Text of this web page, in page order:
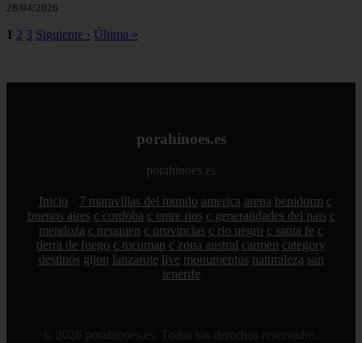
28/04/2026
1 2 3 Siguiente › Última »
porahinoes.es
porahinoes.es
Inicio 7 maravillas del mundo america arena benidorm c
buenos aires c cordoba c entre rios c generalidades del pais c
mendoza c neuquen c provincias c rio negro c santa fe c
tierra de fuego c tucuman c zona austral carmen category
destinos gijon lanzarote live monumentos naturaleza san
tenerife
© 2026 porahinoes.es. Todos los derechos reservados.